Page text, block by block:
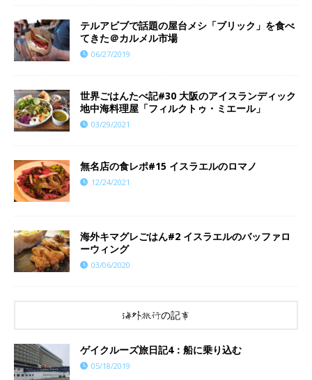
テルアビブで話題の屋台メシ「ブリック」を食べ
てきた＠カルメル市場
06/27/2019
世界ごはんたべ記#30 大阪のアイスランディック
地中海料理屋「フィルクトゥ・ミエール」
03/29/2021
​​無名店の食レポ#15 イスラエルのロマノ
12/24/2021
海外キマグレごはん#2 イスラエルのバッファロ
ーウィング
03/06/2020
海外旅行の記事
ゲイクルーズ旅日記4：船に乗り込む
05/18/2019